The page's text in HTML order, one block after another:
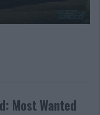
Most Wanted